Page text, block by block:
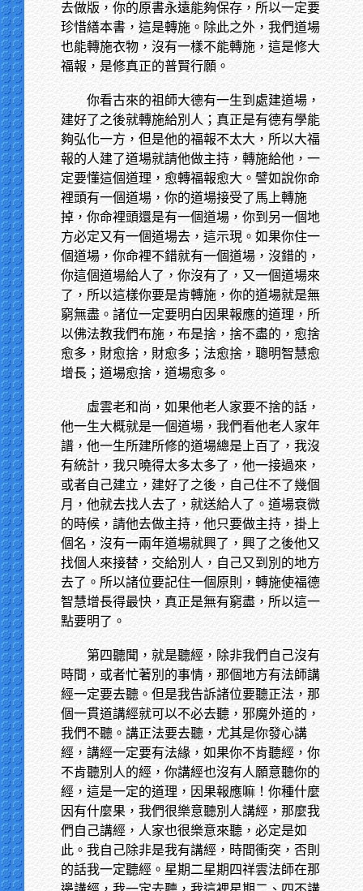
去做版，你的原書永遠能夠保存，所以一定要
珍惜繕本書，這是轉施。除此之外，我們道場
也能轉施衣物，沒有一樣不能轉施，這是修大
福報，是修真正的普賢行願。
你看古來的祖師大德有一生到處建道場，
建好了之後就轉施給別人；真正是有德有學能
夠弘化一方，但是他的福報不太大，所以大福
報的人建了道場就請他做主持，轉施給他，一
定要懂這個道理，愈轉福報愈大。譬如說你命
裡頭有一個道場，你的道場接受了馬上轉施
掉，你命裡頭還是有一個道場，你到另一個地
方必定又有一個道場去，這示現。如果你住一
個道場，你命裡不錯就有一個道場，沒錯的，
你這個道場給人了，你沒有了，又一個道場來
了，所以這樣你要是肯轉施，你的道場就是無
窮無盡。諸位一定要明白因果報應的道理，所
以佛法教我們布施，布是捨，捨不盡的，愈捨
愈多，財愈捨，財愈多；法愈捨，聰明智慧愈
增長；道場愈捨，道場愈多。
虛雲老和尚，如果他老人家要不捨的話，
他一生大概就是一個道場，我們看他老人家年
譜，他一生所建所修的道場總是上百了，我沒
有統計，我只曉得太多太多了，他一接過來，
或者自己建立，建好了之後，自己住不了幾個
月，他就去找人去了，就送給人了。道場衰微
的時候，請他去做主持，他只要做主持，掛上
個名，沒有一兩年道場就興了，興了之後他又
找個人來接替，交給別人，自己又到別的地方
去了。所以諸位要記住一個原則，轉施使福德
智慧增長得最快，真正是無有窮盡，所以這一
點要明了。
第四聽聞，就是聽經，除非我們自己沒有
時間，或者忙著別的事情，那個地方有法師講
經一定要去聽。但是我告訴諸位要聽正法，那
個一貫道講經就可以不必去聽，邪魔外道的，
我們不聽。講正法要去聽，尤其是你發心講
經，講經一定要有法緣，如果你不肯聽經，你
不肯聽別人的經，你講經也沒有人願意聽你的
經，這是一定的道理，因果報應嘛！你種什麼
因有什麼果，我們很樂意聽別人講經，那麼我
們自己講經，人家也很樂意來聽，必定是如
此。我自己除非是我有講經，時間衝突，否則
的話我一定聽經。星期二星期四祥雲法師在那